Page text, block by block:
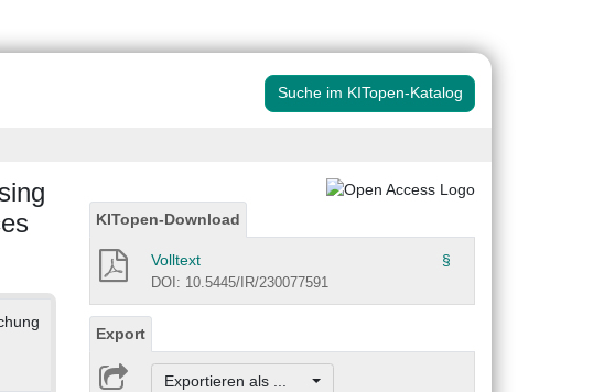
Suche im KITopen-Katalog
KITopen-Download
Volltext §
DOI: 10.5445/IR/230077591
Export
Exportieren als ...